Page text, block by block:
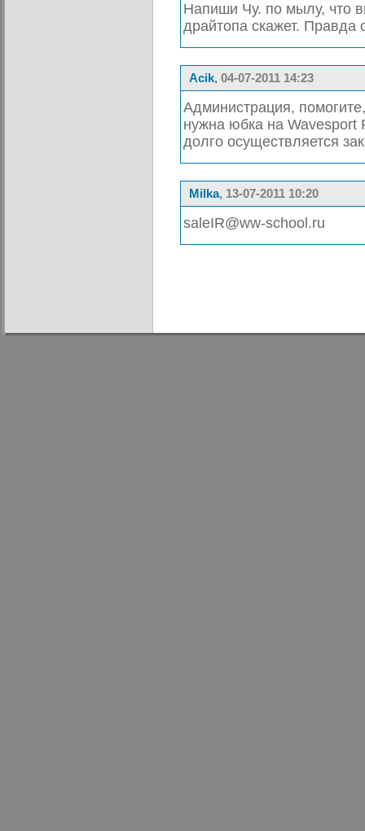
Напиши Чу. по мылу, что
драйтопа скажет. Правда
Acik, 04-07-2011 14:23
Администрация,
нужна юбка на Wavesport
долго осуществляется
Milka, 13-07-2011 10:20
saleIR@ww-school.ru